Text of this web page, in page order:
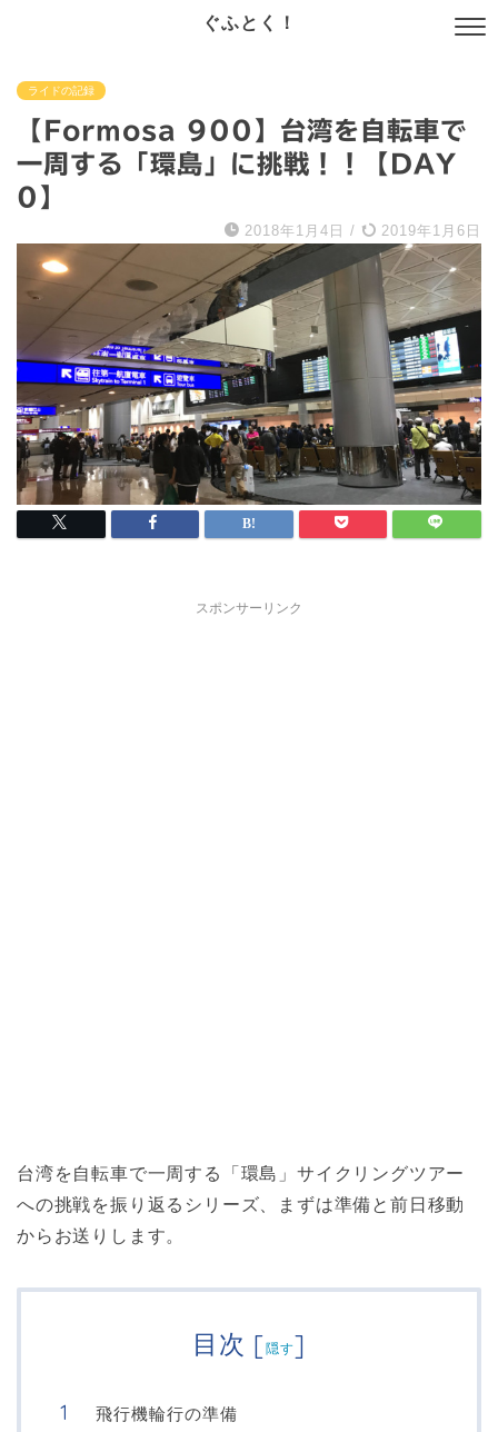
ぐふとく！
ライドの記録
【Formosa 900】台湾を自転車で
一周する「環島」に挑戦！！【DAY
0】
2018年1月4日 / 2019年1月6日
スポンサーリンク
台湾を自転車で一周する「環島」サイクリングツアー
への挑戦を振り返るシリーズ、まずは準備と前日移動
からお送りします。
目次 [隠す]
飛行機輪行の準備